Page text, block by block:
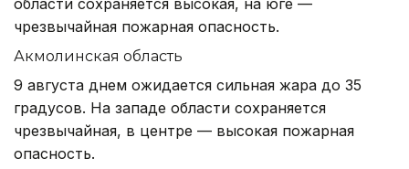
чрезвычайная пожарная опасность.
Акмолинская область
9 августа днем ожидается сильная жара до 35
градусов. На западе области сохраняется
чрезвычайная, в центре — высокая пожарная
опасность.